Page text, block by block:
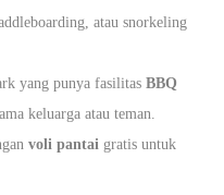
atau snorkeling
yang punya fasilitasBBQ
keluarga atau teman.
voli pantai gratis untuk